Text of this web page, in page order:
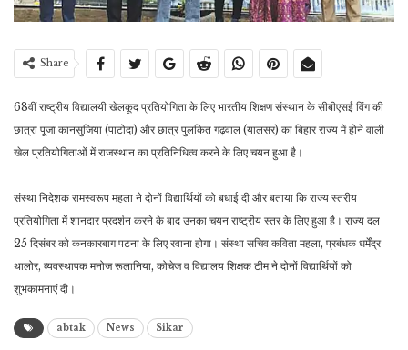
Share
68वीं राष्ट्रीय विद्यालयी खेलकूद प्रतियोगिता के लिए भारतीय शिक्षण संस्थान के सीबीएसई विंग की
छात्रा पूजा कानसुजिया (पाटोदा) और छात्र पुलकित गढ़वाल (यालसर) का बिहार राज्य में होने वाली
खेल प्रतियोगिताओं में राजस्थान का प्रतिनिधित्व करने के लिए चयन हुआ है।
संस्था निदेशक रामस्वरूप महला ने दोनों विद्यार्थियों को बधाई दी और बताया कि राज्य स्तरीय
प्रतियोगिता में शानदार प्रदर्शन करने के बाद उनका चयन राष्ट्रीय स्तर के लिए हुआ है। राज्य दल
25 दिसंबर को कनकारबाग पटना के लिए रवाना होगा। संस्था सचिव कविता महला, प्रबंधक धर्मेंद्र
थालोर, व्यवस्थापक मनोज रूलानिया, कोचेज व विद्यालय शिक्षक टीम ने दोनों विद्यार्थियों को
शुभकामनाएं दी।
abtak News Sikar